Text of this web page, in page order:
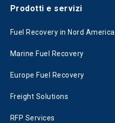
Prodotti e servizi
Fuel Recovery in Nord America
Marine Fuel Recovery
Europe Fuel Recovery
Freight Solutions
RFP Services